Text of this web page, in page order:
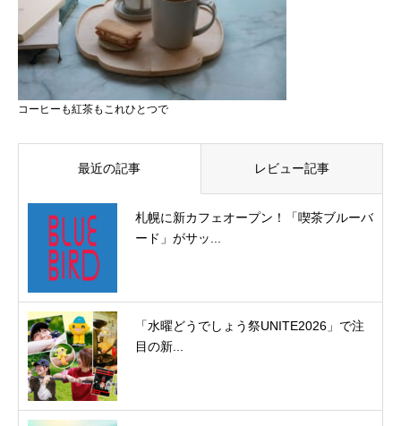
コーヒーも紅茶もこれひとつで
最近の記事 レビュー記事
札幌に新カフェオープン！「喫茶ブルーバ
ード」がサッ...
「水曜どうでしょう祭UNITE2026」で注
目の新...